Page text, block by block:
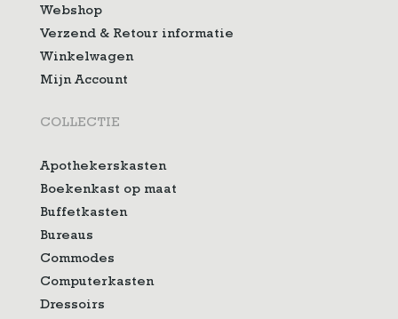
Webshop
Verzend & Retour informatie
Winkelwagen
Mijn Account
COLLECTIE
Apothekerskasten
Boekenkast op maat
Buffetkasten
Bureaus
Commodes
Computerkasten
Dressoirs